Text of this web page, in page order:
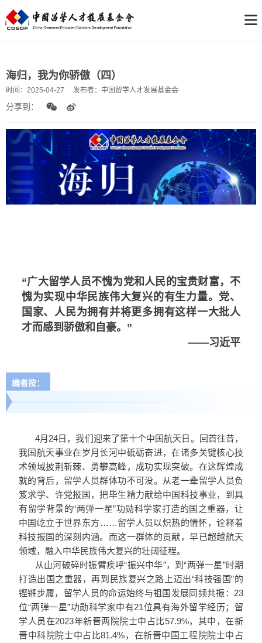
海归，我为你骄傲（四）
时间： 2025-04-27 发布者： 中国留学人才发展基金会
分享到：
“广大留学人员不愧为党和人民的宝贵财富，不
愧为实现中华民族伟大复兴的有生力量。党、
国家、人民为拥有并将更多拥有这样一大批人
才而感到骄傲和自豪。”
——习近平
编者按：
4月24日，我们迎来了第十个中国航天日。回首往昔，
我国航天事业在岁月长河中砥砺奋进，在诸多关键核心技
术领域披荆斩棘、勇攀高峰，成功实现突破。在这辉煌成
就的背后，留学人员群体功不可没。从老一辈留学人员负
笈求学、许党报国，把毕生精力献给中国科技事业，到具
有留学背景的“两弹一星”功勋科学家打造的国之重器，让
中国屹立于世界东方……留学人员以炽热的情怀，诠释着
科技报国的深刻内涵。而这一群体的贡献，早已超越航天
领域，融入中华民族伟大复兴的壮阔征程。
从山河破碎时振臂疾呼“振兴中华”，到“两弹一星”时期
打造出国之重器，再到民族复兴之路上迈出“科技强国”的
铿锵步履，留学人员的命运始终与祖国发展同频共振：23
位“两弹一星”功勋科学家中有21位具有海外留学经历；留
学人员在2023年新晋两院院士中占比57.9%，其中，在新
晋中科院院士中占比81.4%，在新晋中国工程院院士中占